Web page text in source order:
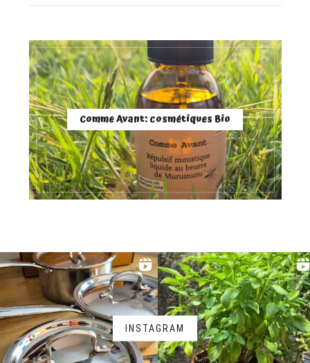
Comme Avant: cosmétiques Bio
INSTAGRAM